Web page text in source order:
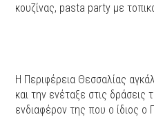
κουζίνας, pasta party με
Η Περιφέρεια Θεσσαλίας
και την ενέταξε στις δράσεις
ενδιαφέρον της που ο ίδιος ο